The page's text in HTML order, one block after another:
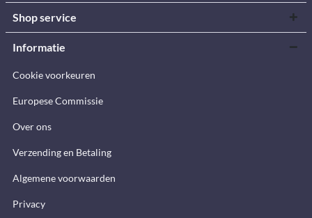
Shop service
Informatie
Cookie voorkeuren
Europese Commissie
Over ons
Verzending en Betaling
Algemene voorwaarden
Privacy